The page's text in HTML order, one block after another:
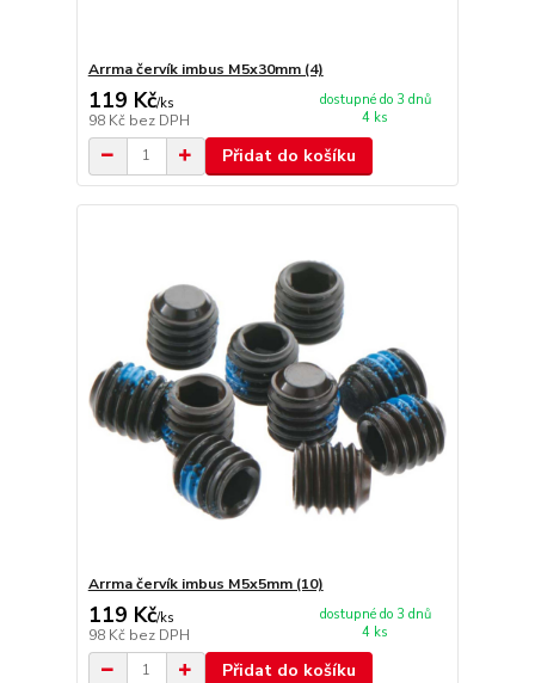
Arrma červík imbus M5x30mm (4)
119 Kč/ks
98 Kč bez DPH
dostupné do 3 dnů
4 ks
Přidat do košíku
Arrma červík imbus M5x5mm (10)
119 Kč/ks
98 Kč bez DPH
dostupné do 3 dnů
4 ks
Přidat do košíku